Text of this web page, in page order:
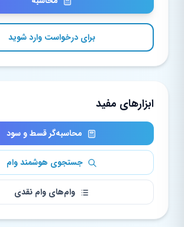
برای درخواست وارد شوید
ابزارهای مفید
محاسبه‌گر قسط و سود
جستجوی هوشمند وام
وام‌های وام نقدی